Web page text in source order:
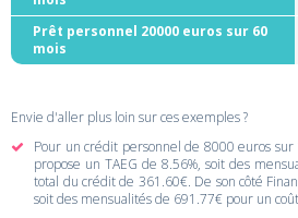
Prêt personnel 20000 euros sur 60
mois
Envie d'aller plus loin sur ces exemples ?
Pour un crédit personnel de 8000 euros
propose un TAEG de 8.56%, soit des
total du crédit de 361.60€. De son côté
soit des mensualités de 691.77€ pour un